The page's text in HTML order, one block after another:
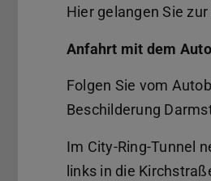
Hier gelangen Sie
Anfahrt mit dem
Folgen Sie vom
Beschilderung
Im City-Ring-Tunnel
links in die